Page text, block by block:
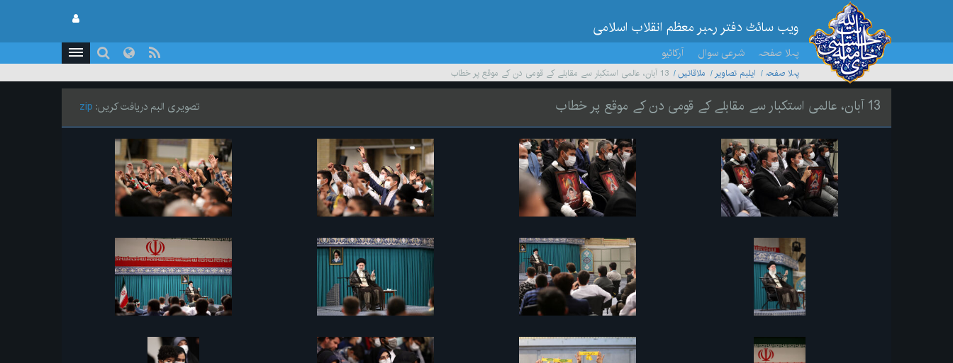
ویب سائٹ دفتر رہبر معظم انقلاب اسلامی
پہلا صفحہ شرعی سوال آرکائیو
پہلا صفحہ ایلبم تصاویر ملاقاتیں 13 آبان، عالمی استکبار سے مقابلے کے قومی دن کے موقع پر خطاب
13 آبان، عالمی استکبار سے مقابلے کے قومی دن کے موقع پر خطاب تصویری البم دریافت کریں: zip